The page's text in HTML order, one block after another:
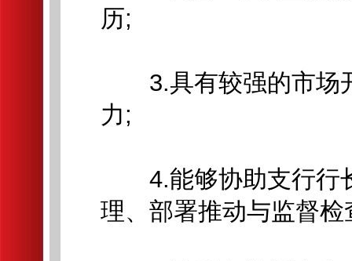
历;
3.具有较强的市场
力;
4.能够协助支行行
理、部署推动与监督检